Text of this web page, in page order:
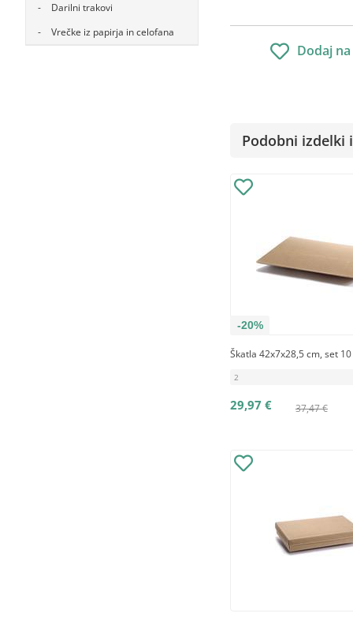
Darilni trakovi
Vrečke iz papirja in celofana
Dodaj
Podobni izdelki
-20%
Škatla 42x7x28,5 cm, set 10
2
37,47 €
29,97 €